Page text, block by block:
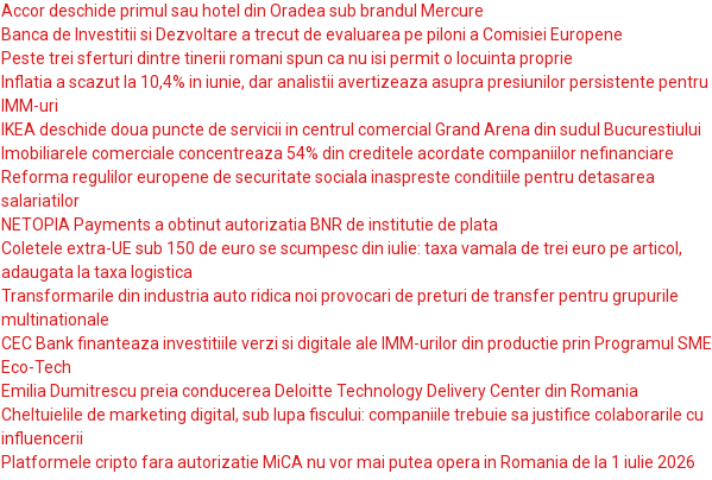
Accor deschide primul sau hotel din Oradea sub brandul Mercure
Banca de Investitii si Dezvoltare a trecut de evaluarea pe piloni a Comisiei Europene
Peste trei sferturi dintre tinerii romani spun ca nu isi permit o locuinta proprie
Inflatia a scazut la 10,4% in iunie, dar analistii avertizeaza asupra presiunilor persistente pentru
IMM-uri
IKEA deschide doua puncte de servicii in centrul comercial Grand Arena din sudul Bucurestiului
Imobiliarele comerciale concentreaza 54% din creditele acordate companiilor nefinanciare
Reforma regulilor europene de securitate sociala inaspreste conditiile pentru detasarea
salariatilor
NETOPIA Payments a obtinut autorizatia BNR de institutie de plata
Coletele extra-UE sub 150 de euro se scumpesc din iulie: taxa vamala de trei euro pe articol,
adaugata la taxa logistica
Transformarile din industria auto ridica noi provocari de preturi de transfer pentru grupurile
multinationale
CEC Bank finanteaza investitiile verzi si digitale ale IMM-urilor din productie prin Programul SME
Eco-Tech
Emilia Dumitrescu preia conducerea Deloitte Technology Delivery Center din Romania
Cheltuielile de marketing digital, sub lupa fiscului: companiile trebuie sa justifice colaborarile cu
influencerii
Platformele cripto fara autorizatie MiCA nu vor mai putea opera in Romania de la 1 iulie 2026